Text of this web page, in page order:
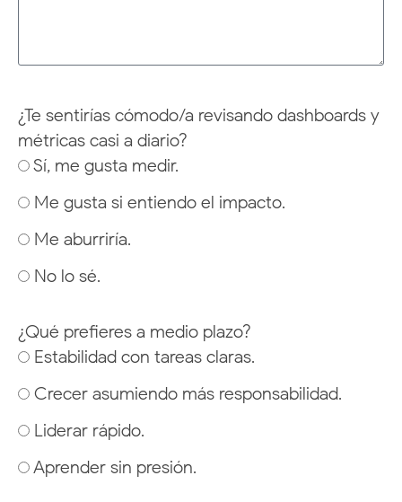
¿Te sentirías cómodo/a revisando dashboards y
métricas casi a diario?
Sí, me gusta medir.
Me gusta si entiendo el impacto.
Me aburriría.
No lo sé.
¿Qué prefieres a medio plazo?
Estabilidad con tareas claras.
Crecer asumiendo más responsabilidad.
Liderar rápido.
Aprender sin presión.